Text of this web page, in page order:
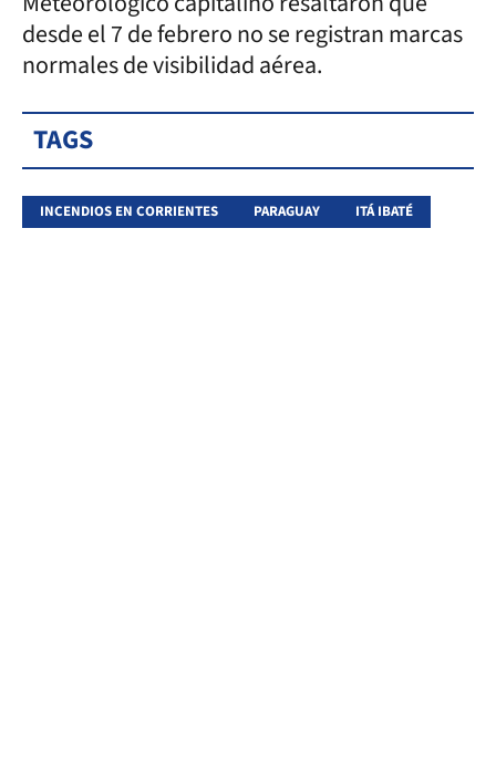
desde el 7 de febrero no se registran marcas
normales de visibilidad aérea.
TAGS
INCENDIOS EN CORRIENTES PARAGUAY ITÁ IBATÉ